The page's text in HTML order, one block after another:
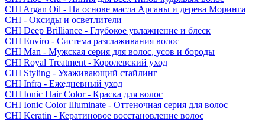
CHI Argan Oil - На основе масла Арганы и дерева Моринга
CHI - Оксиды и осветлители
CHI Deep Brilliance - Глубокое увлажнение и блеск
CHI Enviro - Система разглаживания волос
CHI Man - Мужская серия для волос, усов и бороды
CHI Royal Treatment - Королевский уход
CHI Styling - Ухаживающий стайлинг
CHI Infra - Ежедневный уход
CHI Ionic Hair Color - Краска для волос
CHI Ionic Color Illuminate - Оттеночная серия для волос
CHI Keratin - Кератиновое восстановление волос